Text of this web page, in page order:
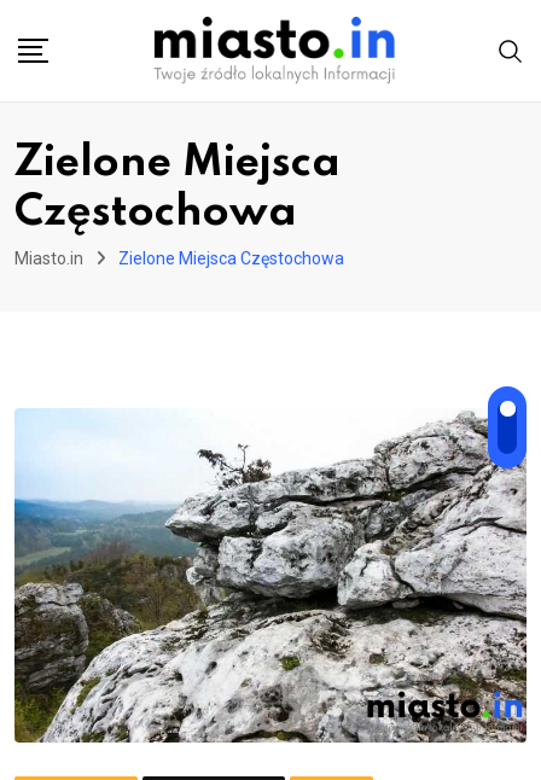
Zielone Miejsca
Częstochowa
Miasto.in Zielone Miejsca Częstochowa